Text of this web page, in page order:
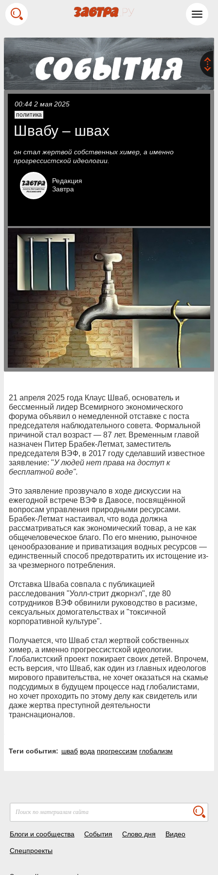
00:44 2 мая 2025
политика
Швабу – швах
он стал жертвой собственных химер, а именно
прогрессистской идеологии.
Редакция
Завтра
21 апреля 2025 года Клаус Шваб, основатель и
бессменный лидер Всемирного экономического
форума объявил о немедленной отставке с поста
председателя наблюдательного совета. Формальной
причиной стал возраст — 87 лет. Временным главой
назначен Питер Брабек-Летмат, заместитель
председателя ВЭФ, в 2017 году сделавший известное
заявление: "У людей нет права на доступ к
бесплатной воде".
Это заявление прозвучало в ходе дискуссии на
ежегодной встрече ВЭФ в Давосе, посвящённой
вопросам управления природными ресурсами.
Брабек-Летмат настаивал, что вода должна
рассматриваться как экономический товар, а не как
общечеловеческое благо. По его мнению, рыночное
ценообразование и приватизация водных ресурсов —
единственный способ предотвратить их истощение из-
за чрезмерного потребления.
Отставка Шваба совпала с публикацией
расследования "Уолл-стрит джорнэл", где 80
сотрудников ВЭФ обвинили руководство в расизме,
сексуальных домогательствах и "токсичной
корпоративной культуре".
Получается, что Шваб стал жертвой собственных
химер, а именно прогрессистской идеологии.
Глобалистский проект пожирает своих детей. Впрочем,
есть версия, что Шваб, как один из главных идеологов
мирового правительства, не хочет оказаться на скамье
подсудимых в будущем процессе над глобалистами,
но хочет проходить по этому делу как свидетель или
даже жертва преступной деятельности
транснационалов.
Теги события: шваб вода прогрессизм глобализм
Блоги и сообщества События Слово дня Видео
Спецпроекты